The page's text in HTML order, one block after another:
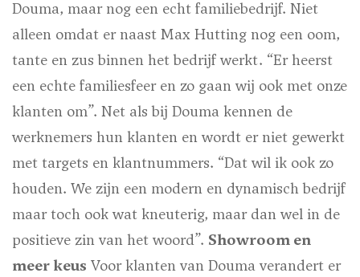
Douma, maar nog een echt familiebedrijf. Niet
alleen omdat er naast Max Hutting nog een oom,
tante en zus binnen het bedrijf werkt. “Er heerst
een echte familiesfeer en zo gaan wij ook met onze
klanten om”. Net als bij Douma kennen de
werknemers hun klanten en wordt er niet gewerkt
met targets en klantnummers. “Dat wil ik ook zo
houden. We zijn een modern en dynamisch bedrijf
maar toch ook wat kneuterig, maar dan wel in de
positieve zin van het woord”. Showroom en
meer keus Voor klanten van Douma verandert er